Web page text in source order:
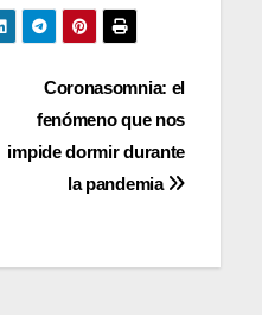
Coronasomnia: el
fenómeno que nos
impide dormir durante
la pandemia